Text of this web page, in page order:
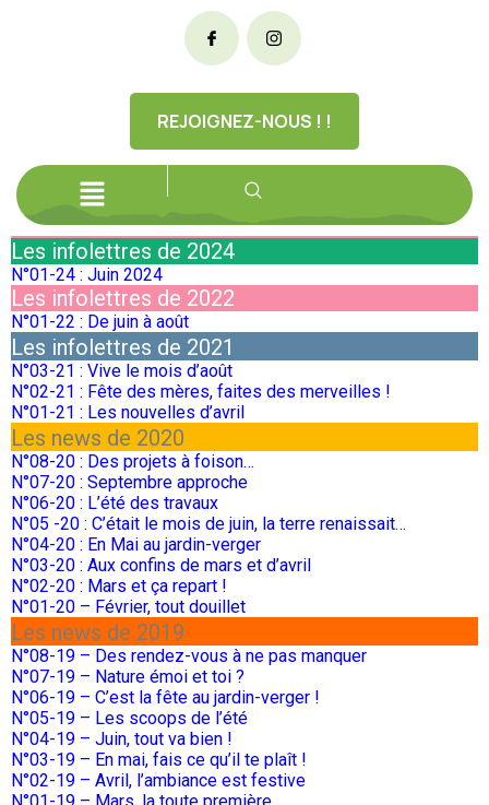
REJOIGNEZ-NOUS ! !
Les infolettres de 2024
N°01-24 : Juin 2024
Les infolettres de 2022
N°01-22 : De juin à août
Les infolettres de 2021
N°03-21 : Vive le mois d’août
N°02-21 : Fête des mères, faites des merveilles !
N°01-21 : Les nouvelles d’avril
Les news de 2020
N°08-20 : Des projets à foison…
N°07-20 : Septembre approche
N°06-20 : L’été des travaux
N°05 -20 : C’était le mois de juin, la terre renaissait…
N°04-20 : En Mai au jardin-verger
N°03-20 : Aux confins de mars et d’avril
N°02-20 : Mars et ça repart !
N°01-20 – Février, tout douillet
Les news de 2019
N°08-19 – Des rendez-vous à ne pas manquer
N°07-19 – Nature émoi et toi ?
N°06-19 – C’est la fête au jardin-verger !
N°05-19 – Les scoops de l’été
N°04-19 – Juin, tout va bien !
N°03-19 – En mai, fais ce qu’il te plaît !
N°02-19 – Avril, l’ambiance est festive
N°01-19 – Mars, la toute première